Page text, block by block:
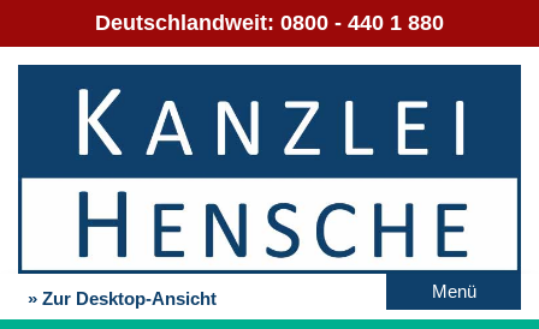
Deutschlandweit: 0800 - 440 1 880
» Zur Desktop-Ansicht Menü